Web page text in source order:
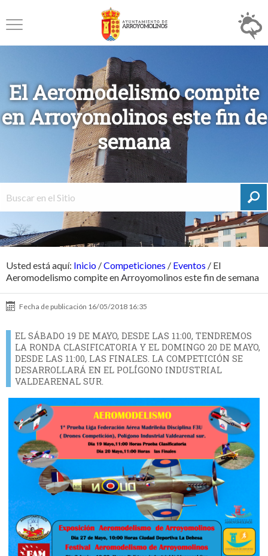
El Aeromodelismo compite
en Arroyomolinos este fin de
semana
Usted está aquí: Inicio /Competiciones / Eventos / El
Aeromodelismo compite en Arroyomolinos este fin de semana
Fecha de publicación 16/05/2018 16:35
EL SÁBADO 19 DE MAYO, DESDE LAS 11:00, TENDREMOS
LA RONDA CLASIFICATORIA Y EL DOMINGO 20 DE MAYO,
DESDE LAS 11:00, LAS FINALES. LA COMPETICIÓN SE
DESARROLLARÁ EN EL POLÍGONO INDUSTRIAL
VALDEARENAL SUR.